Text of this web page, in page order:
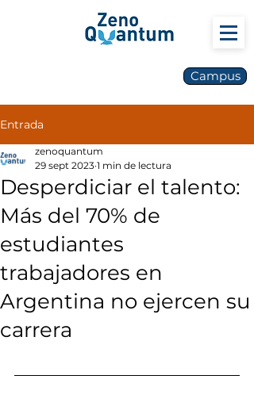
Campus
Entrada
Desperdiciar el talento:
Más del 70% de
estudiantes
trabajadores en
Argentina no ejercen su
carrera
zenoquantum
29 sept 2023 1 min de lectura